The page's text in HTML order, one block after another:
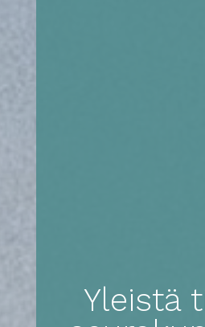
Yleistä